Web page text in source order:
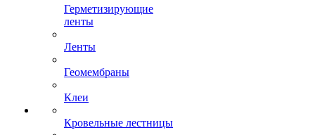
Герметизирующие
ленты
Ленты
Геомембраны
Клеи
Кровельные лестницы